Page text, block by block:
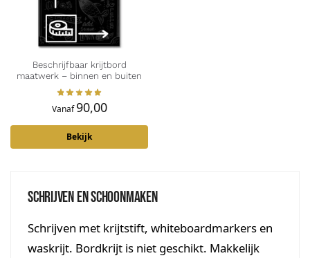
Beschrijfbaar krijtbord
maatwerk – binnen en buiten
Vanaf 90,00
Bekijk
Schrijven en schoonmaken
Schrijven met krijtstift, whiteboardmarkers en
waskrijt. Bordkrijt is niet geschikt. Makkelijk